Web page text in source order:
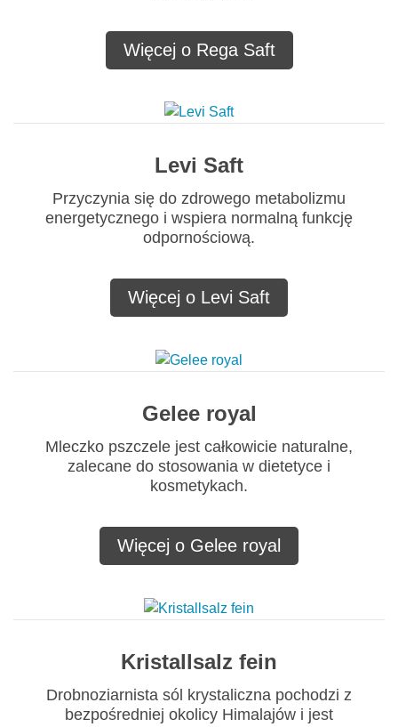
Więcej o Rega Saft
Levi Saft
Przyczynia się do zdrowego metabolizmu
energetycznego i wspiera normalną funkcję
odpornościową.
Więcej o Levi Saft
Gelee royal
Mleczko pszczele jest całkowicie naturalne,
zalecane do stosowania w dietetyce i
kosmetykach.
Więcej o Gelee royal
Kristallsalz fein
Drobnoziarnista sól krystaliczna pochodzi z
bezpośredniej okolicy Himalajów i jest